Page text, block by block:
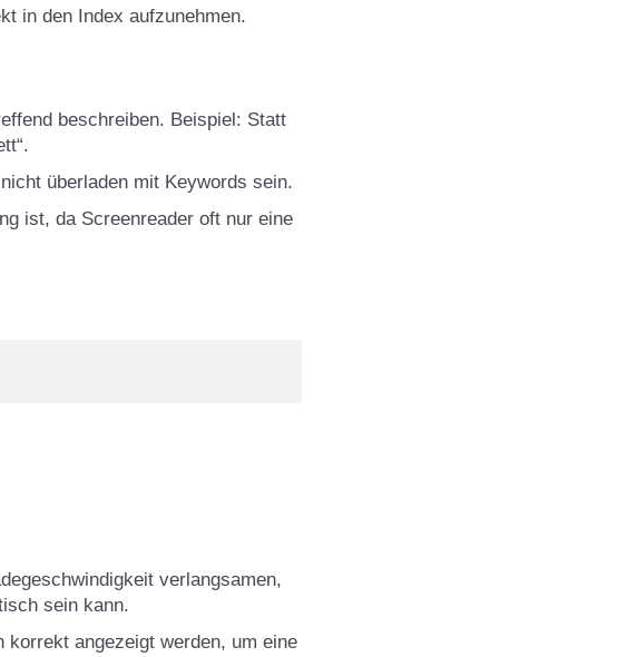
in den Index aufzunehmen.
beschreiben. Beispiel: Statt
überladen mit Keywords sein.
ist, da Screenreader oft nur eine
verlangsamen,
sein kann.
korrekt angezeigt werden, um eine